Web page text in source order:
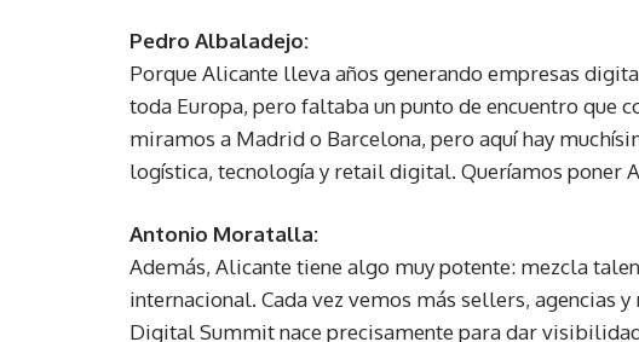
Pedro Albaladejo:
Porque Alicante lleva años generando empresas
toda Europa, pero faltaba un punto de encuentro que
miramos a Madrid o Barcelona, pero aquí hay
logística, tecnología y retail digital. Queríamos poner
Antonio Moratalla:
Además, Alicante tiene algo muy potente: mezcla
internacional. Cada vez vemos más sellers, agencias
Digital Summit nace precisamente para dar